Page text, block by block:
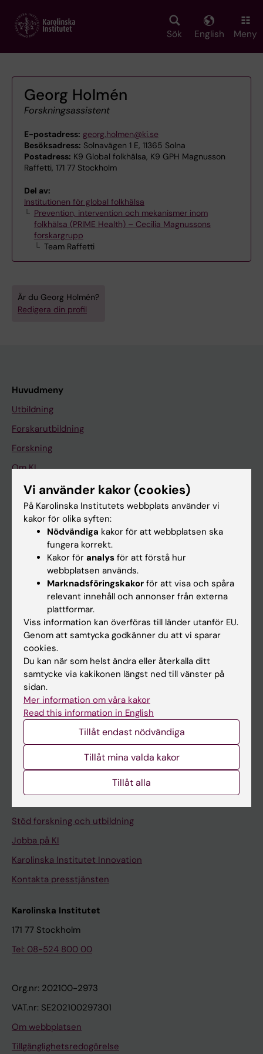
main
Sök English Meny
Georg Holmén
Forskningsassistent
E-postadress: georg.holmen@ki.se
Besöksadress: Solnavägen 1 E, 11365 Solna
Postadress: K9 Global folkhälsa, K9 GPH Magnusson
Raffetti, 171 77 Stockholm
Del av:
Institutionen för global folkhälsa
Prevention, intervention och mekanismer inom
folkhälsa (PRIME Health) – Cecilia Magnussons
forskargrupp
Team Raffetti
Är du Georg Holmén?
Redigera din profil
Huvudmeny
Utbildning
Forskarutbildning
Forskning
Om KI
På gång
Nyheter
Kalender
Schema
Studentmejlen
Kurs- och programwebbar
Student på KI
Medarbetarportalen
Stöd forskning och utbildning
Jobba på KI
Karolinska Institutet Innovation
Kontakta presstjänsten
Karolinska Institutet
171 77 Stockholm
Tel: 08-524 800 00
Org.nr: 202100-2973
VAT.nr: SE202100297301
Om webbplatsen
Tillgänglighetsredogörelse
Vi använder kakor (cookies)
På Karolinska Institutets webbplats använder vi
kakor för olika syften:
Nödvändiga kakor för att webbplatsen ska
fungera korrekt.
Kakor för analys för att förstå hur
webbplatsen används.
Marknadsföringskakor för att visa och spåra
relevant innehåll och annonser från externa
plattformar.
Viss information kan överföras till länder utanför EU.
Genom att samtycka godkänner du att vi sparar
cookies.
Du kan när som helst ändra eller återkalla ditt
samtycke via kakikonen längst ned till vänster på
sidan.
Mer information om våra kakor
Read this information in English
Tillåt endast nödvändiga
Tillåt mina valda kakor
Tillåt alla